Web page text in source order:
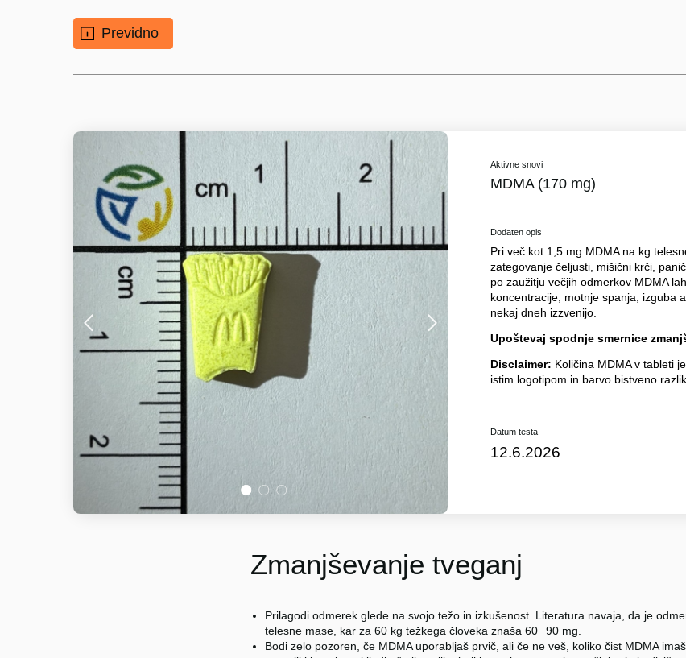
Previdno
1 2 3
Aktivne snovi
MDMA (170 mg)
Dodaten opis
Pri več kot 1,5 mg MDMA na kg
zategovanje čeljusti, mišični krči,
po zaužitju večjih odmerkov MDMA
koncentracije, motnje spanja, izguba
nekaj dneh izzvenijo.
Upoštevaj spodnje smernice
Disclaimer: Količina MDMA v tableti
istim logotipom in barvo bistveno
Datum testa
12.6.2026
Zmanjševanje tveganj
Prilagodi odmerek glede na svojo težo in izkušenost. Literatura navaja, da je
telesne mase, kar za 60 kg težkega človeka znaša 60─90 mg.
Bodi zelo pozoren, če MDMA uporabljaš prvič, ali če ne veš, koliko čist MDMA